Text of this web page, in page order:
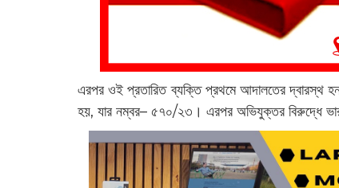
এরপর ওই প্রতারিত ব্যক্তি প্রথমে আদালতের দ্বারস্থ
হয়, যার নম্বর– ৫৭০/‌২৩। এরপর অভিযুক্তর বিরুদ্ধে